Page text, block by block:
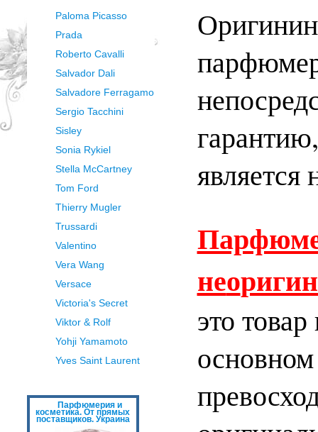
Paloma Picasso
Prada
Roberto Cavalli
Salvador Dali
Salvadore Ferragamo
Sergio Tacchini
Sisley
Sonia Rykiel
Stella McCartney
Tom Ford
Thierry Mugler
Trussardi
Valentino
Vera Wang
Versace
Victoria's Secret
Viktor & Rolf
Yohji Yamamoto
Yves Saint Laurent
Парфюмерия и
косметика. От прямых
поставщиков. Украина
гарантию
является
нео
это